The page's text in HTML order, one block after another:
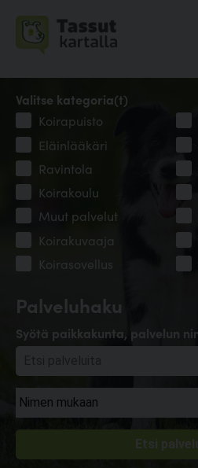
Palveluhaku
Syötä paikkakunta, palvelun
Valitse kategoria(t)
Koirapuisto
Eläinlääkäri
Ravintola
Koirakoulu
Muut palvelut
Koirakuvaaja
Koirasovellus